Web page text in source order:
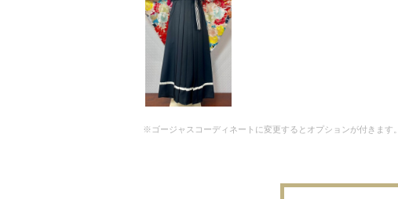
※ゴージャスコーディネートに変更するとオプションが付きます。